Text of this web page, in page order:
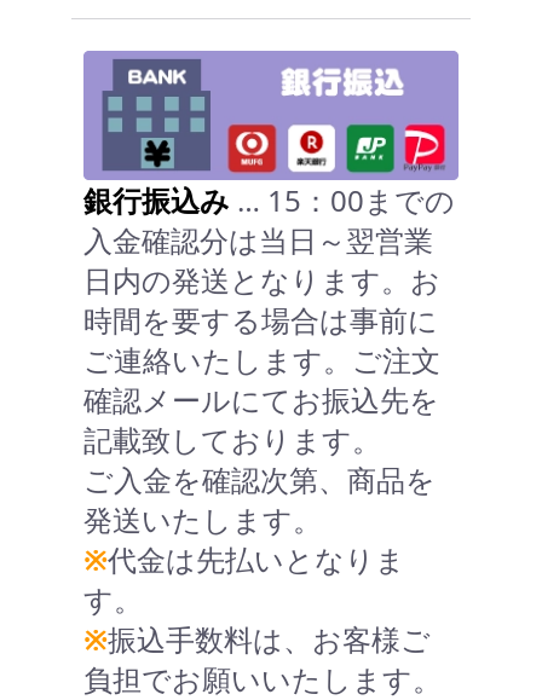
銀行振込み … 15：00までの
入金確認分は当日～翌営業
日内の発送となります。お
時間を要する場合は事前に
ご連絡いたします。ご注文
確認メールにてお振込先を
記載致しております。
ご入金を確認次第、商品を
発送いたします。
※代金は先払いとなりま
す。
※振込手数料は、お客様ご
負担でお願いいたします。